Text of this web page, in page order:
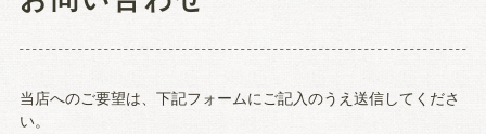
当店へのご要望は、下記フォームにご記入のうえ送信してくださ
い。